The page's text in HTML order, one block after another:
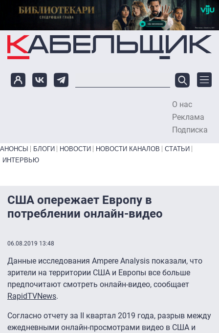
Перейти к основному содержанию
О нас
Реклама
Подписка
Primary links bottom
АНОНСЫ БЛОГИ НОВОСТИ НОВОСТИ КАНАЛОВ
СТАТЬИ
ИНТЕРВЬЮ
США опережает Европу в
потреблении онлайн-видео
06.08.2019 13:48
Данные исследования Ampere Analysis показали, что
зрители на территории США и Европы все больше
предпочитают смотреть онлайн-видео, сообщает
RapidTVNews.
Согласно отчету за II квартал 2019 года, разрыв между
ежедневными онлайн-просмотрами видео в США и